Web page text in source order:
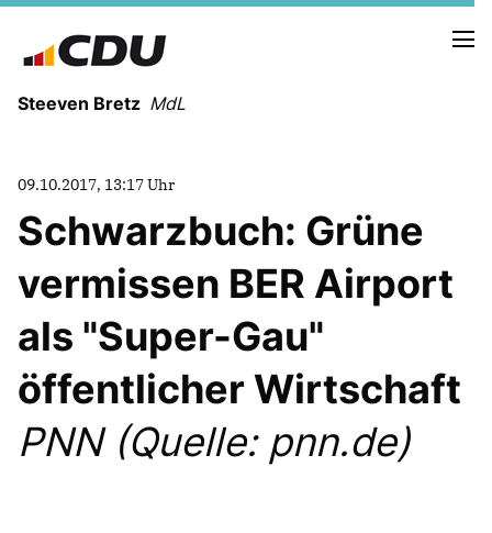
Steeven Bretz MdL
VITA
WAHLKREISBESUCHE
PRESSEFOTOS
MEIN BÜRGERBÜRO
MEIN WAHLKREIS
ZIELE
09.10.2017, 13:17 Uhr
Schwarzbuch: Grüne
vermissen BER Airport
als "Super-Gau"
öffentlicher Wirtschaft
PNN (Quelle: pnn.de)